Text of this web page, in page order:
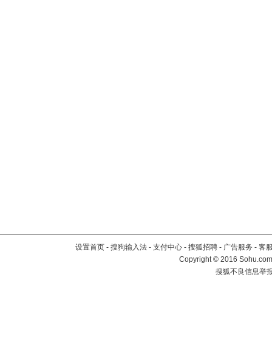
设置首页 - 搜狗输入法 - 支付中心 - 搜狐招聘 - 广告服务 - 客
Copyright©2016
搜狐不良信息举